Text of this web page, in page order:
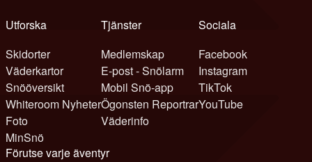
Utforska
Skidorter
Väderkartor
Snööversikt
Whiteroom Nyheter
Foto
MinSnö
Tjänster
Medlemskap
E-post - Snölarm
Mobil Snö-app
Ögonsten Reportrar
Väderinfo
Sociala
Facebook
Instagram
TikTok
YouTube
Förutse varje äventyr